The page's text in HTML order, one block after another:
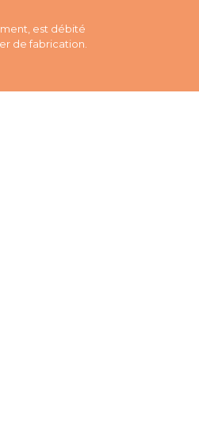
est débité
de fabrication.